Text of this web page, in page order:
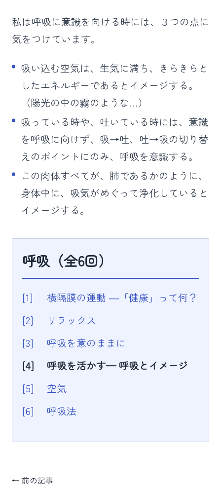
私は呼吸に意識を向ける時には、３つの点に
気をつけています。
吸い込む空気は、生気に満ち、きらきらと
したエネルギーであるとイメージする。
（陽光の中の霧のような…）
吸っている時や、吐いている時には、意識
を呼吸に向けず、吸→吐、吐→吸の切り替
えのポイントにのみ、呼吸を意識する。
この肉体すべてが、肺であるかのように、
身体中に、吸気がめぐって浄化していると
イメージする。
呼吸（全6回）
[1]
横隔膜の運動 ―「健康」って何？
[2]
リラックス
[3]
呼吸を意のままに
[4]
呼吸を活かす— 呼吸とイメージ
[5]
空気
[6]
呼吸法
← 前の記事